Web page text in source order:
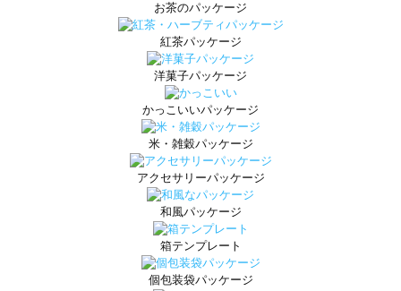
お茶のパッケージ
紅茶パッケージ
洋菓子パッケージ
かっこいいパッケージ
米・雑穀パッケージ
アクセサリーパッケージ
和風パッケージ
箱テンプレート
個包装袋パッケージ